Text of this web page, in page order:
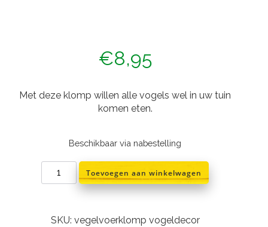
€8,95
Met deze klomp willen alle vogels wel in uw tuin
komen eten.
Beschikbaar via nabestelling
Vogelvoer
klomp
vogeldecor
Toevoegen aan winkelwagen
SKU: vegelvoerklomp vogeldecor